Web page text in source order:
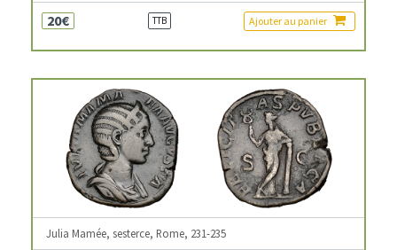
20€ TTB Ajouter au panier
Julia Mamée, sesterce, Rome, 231-235